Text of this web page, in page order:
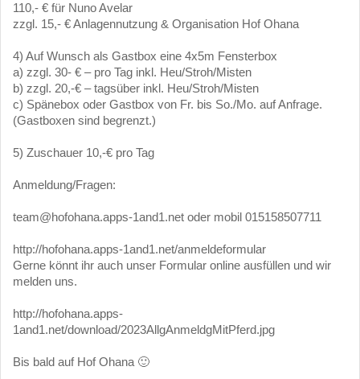
110,- € für Nuno Avelar
zzgl. 15,- € Anlagennutzung & Organisation Hof Ohana
4) Auf Wunsch als Gastbox eine 4x5m Fensterbox
a) zzgl. 30- € – pro Tag inkl. Heu/Stroh/Misten
b) zzgl. 20,-€ – tagsüber inkl. Heu/Stroh/Misten
c) Spänebox oder Gastbox von Fr. bis So./Mo. auf Anfrage.
(Gastboxen sind begrenzt.)
5) Zuschauer 10,-€ pro Tag
Anmeldung/Fragen:
team@hofohana.apps-1and1.net oder mobil 015158507711
http://hofohana.apps-1and1.net/anmeldeformular
Gerne könnt ihr auch unser Formular online ausfüllen und wir
melden uns.
http://hofohana.apps-
1and1.net/download/2023AllgAnmeldgMitPferd.jpg
Bis bald auf Hof Ohana 🙂